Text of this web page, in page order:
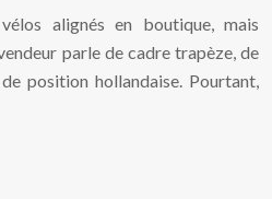
alignés en boutique, mais
parle de cadre trapèze, de
position hollandaise. Pourtant,